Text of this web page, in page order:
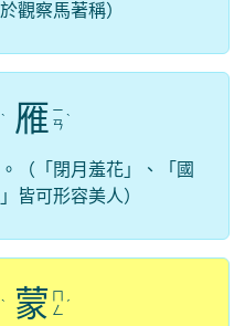
觀察馬著稱）
ˋ 雁 ㄧ
ㄢ ˋ
（「閉月羞花」、「國
皆可形容美人）
ˋ 蒙 ㄥ
ˊ